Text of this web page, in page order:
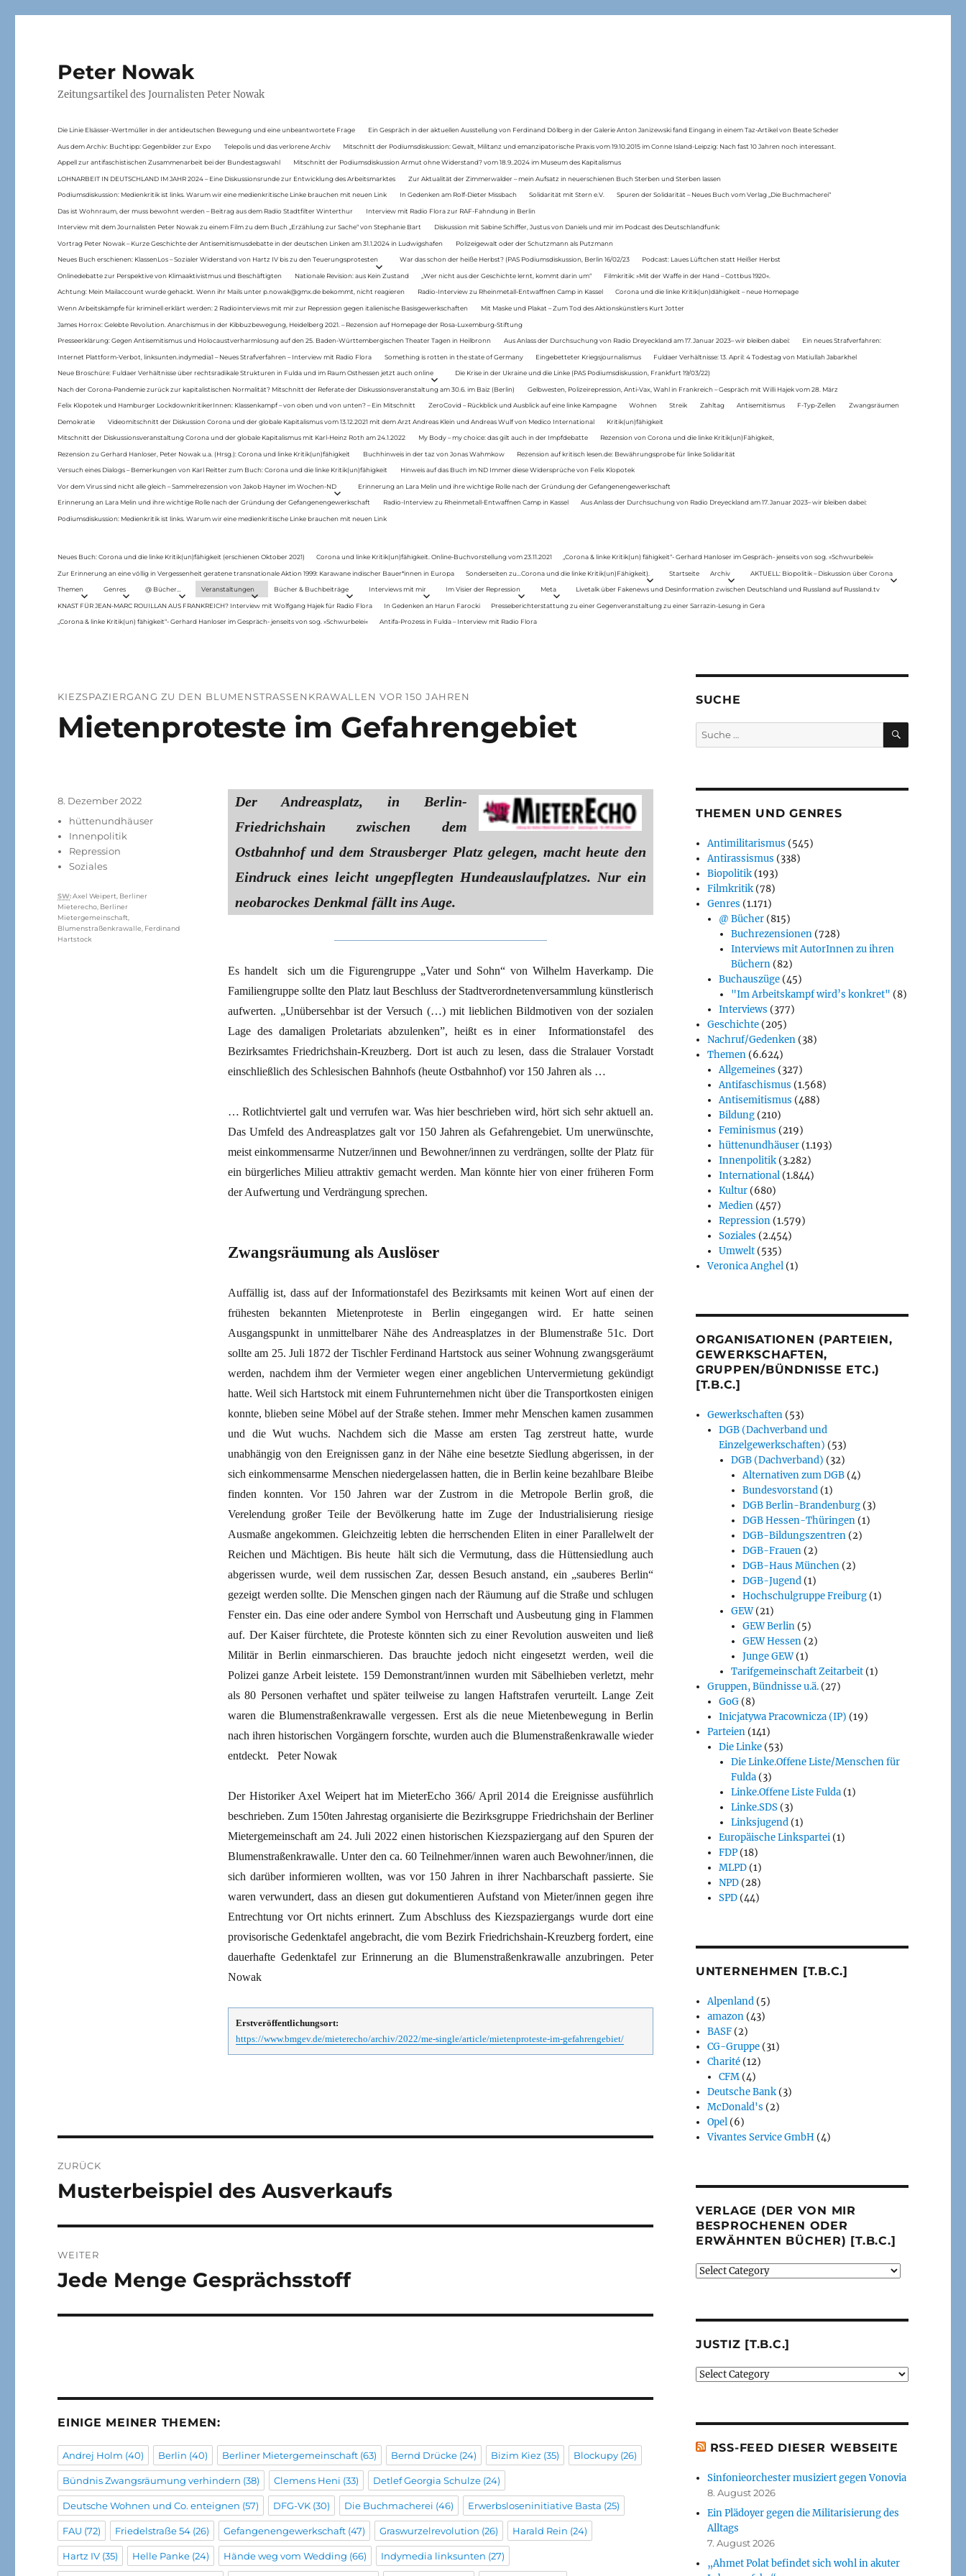
Peter Nowak
Zeitungsartikel des Journalisten Peter Nowak
Die Linie Elsässer-Wertmüller in der antideutschen Bewegung und eine unbeantwortete Frage Ein Gespräch in der aktuellen Ausstellung von Ferdinand Dölberg in der Galerie Anton Janizewski fand Eingang in einem Taz-Artikel von Beate Scheder
Aus dem Archiv: Buchtipp: Gegenbilder zur Expo Telepolis und das verlorene Archiv Mitschnitt der Podiumsdiskussion: Gewalt, Militanz und emanzipatorische Praxis vom 19.10.2015 im Conne Island-Leipzig: Nach fast 10 Jahren noch interessant.
Appell zur antifaschistischen Zusammenarbeit bei der Bundestagswahl Mitschnitt der Podiumsdiskussion Armut ohne Widerstand? vom 18.9..2024 im Museum des Kapitalismus
LOHNARBEIT IN DEUTSCHLAND IM JAHR 2024 – Eine Diskussionsrunde zur Entwicklung des Arbeitsmarktes Zur Aktualität der Zimmerwalder – mein Aufsatz in neuerschienen Buch Sterben und Sterben lassen
Podiumsdiskussion: Medienkritik ist links. Warum wir eine medienkritische Linke brauchen mit neuen Link In Gedenken am Rolf-Dieter Missbach Solidarität mit Stern e.V. Spuren der Solidarität – Neues Buch vom Verlag „Die Buchmacherei“
Das ist Wohnraum, der muss bewohnt werden – Beitrag aus dem Radio Stadtfilter Winterthur Interview mit Radio Flora zur RAF-Fahndung in Berlin
Interview mit dem Journalisten Peter Nowak zu einem Film zu dem Buch „Erzählung zur Sache“ von Stephanie Bart Diskussion mit Sabine Schiffer, Justus von Daniels und mir im Podcast des Deutschlandfunk:
Vortrag Peter Nowak – Kurze Geschichte der Antisemitismusdebatte in der deutschen Linken am 31.1.2024 in Ludwigshafen Polizeigewalt oder der Schutzmann als Putzmann
Neues Buch erschienen: KlassenLos – Sozialer Widerstand von Hartz IV bis zu den Teuerungsprotesten War das schon der heiße Herbst? (PAS Podiumsdiskussion, Berlin 16/02/23 Podcast: Laues Lüftchen statt Heißer Herbst
Onlinedebatte zur Perspektive von Klimaaktivistmus und Beschäftigten Nationale Revision: aus Kein Zustand „Wer nicht aus der Geschichte lernt, kommt darin um“ Filmkritik: »Mit der Waffe in der Hand – Cottbus 1920«.
Achtung: Mein Mailaccount wurde gehackt. Wenn ihr Mails unter p.nowak@gmx.de bekommt, nicht reagieren Radio-Interview zu Rheinmetall-Entwaffnen Camp in Kassel Corona und die linke Kritik(un)dähigkeit – neue Homepage
Wenn Arbeitskämpfe für kriminell erklärt werden: 2 Radiointerviews mit mir zur Repression gegen italienische Basisgewerkschaften Mit Maske und Plakat – Zum Tod des Aktionskünstlers Kurt Jotter
James Horrox: Gelebte Revolution. Anarchismus in der Kibbuzbewegung, Heidelberg 2021. – Rezension auf Homepage der Rosa-Luxemburg-Stiftung
Presseerklärung: Gegen Antisemitismus und Holocaustverharmlosung auf den 25. Baden-Württembergischen Theater Tagen in Heilbronn Aus Anlass der Durchsuchung von Radio Dreyeckland am 17.Januar 2023– wir bleiben dabei: Ein neues Strafverfahren:
Internet Plattform-Verbot, linksunten.indymedia1 – Neues Strafverfahren – Interview mit Radio Flora Something is rotten in the state of Germany Eingebetteter Kriegsjournalismus Fuldaer Verhältnisse: 13. April: 4 Todestag von Matiul­lah Jabarkhel
Neue Broschüre: Fuldaer Verhältnisse über rechtsradikale Strukturen in Fulda und im Raum Osthessen jetzt auch online Die Krise in der Ukraine und die Linke (PAS Podiumsdiskussion, Frankfurt 19/03/22)
Nach der Corona-Pandemie zurück zur kapitalistischen Normalität? Mitschnitt der Referate der Diskussionsveranstaltung am 30.6. im Baiz (Berlin) Gelbwesten, Polizeirepression, Anti-Vax, Wahl in Frankreich – Gespräch mit Willi Hajek vom 28. März
Felix Klopotek und Hamburger LockdownkritikerInnen: Klassenkampf – von oben und von unten? – Ein Mitschnitt ZeroCovid – Rückblick und Ausblick auf eine linke Kampagne Wohnen Streik Zahltag Antisemitismus F-Typ-Zellen Zwangsräumen
Demokratie Videomitschnitt der Diskussion Corona und der globale Kapitalismus vom 13.12.2021 mit dem Arzt Andreas Klein und Andreas Wulf von Medico International Kritik(un)fähigkeit
Mitschnitt der Diskussionsveranstaltung Corona und der globale Kapitalismus mit Karl-Heinz Roth am 24.1.2022 My Body – my choice: das gilt auch in der Impfdebatte Rezension von Corona und die linke Kritik(un)Fähigkeit,
Rezension zu Gerhard Hanloser, Peter Nowak u.a. (Hrsg.): Corona und linke Kritik(un)fähigkeit Buchhinweis in der taz von Jonas Wahmkow Rezension auf kritisch lesen.de: Bewährungsprobe für linke Solidarität
Versuch eines Dialogs – Bemerkungen von Karl Reitter zum Buch: Corona und die linke Kritik(un)fähigkeit Hinweis auf das Buch im ND Immer diese Widersprüche von Felix Klopotek
Vor dem Virus sind nicht alle gleich – Sammelrezension von Jakob Hayner im Wochen-ND Erinnerung an Lara Melin und ihre wichtige Rolle nach der Gründung der Gefangenengewerkschaft
Erinnerung an Lara Melin und ihre wichtige Rolle nach der Gründung der Gefangenengewerkschaft Radio-Interview zu Rheinmetall-Entwaffnen Camp in Kassel Aus Anlass der Durchsuchung von Radio Dreyeckland am 17.Januar 2023– wir bleiben dabei:
Podiumsdiskussion: Medienkritik ist links. Warum wir eine medienkritische Linke brauchen mit neuen Link
Neues Buch: Corona und die linke Kritik(un)fähigkeit (erschienen Oktober 2021) Corona und linke Kritik(un)fähigkeit. Online-Buchvorstellung vom 23.11.2021 „Corona & linke Kritik(un) fähigkeit“- Gerhard Hanloser im Gespräch- jenseits von sog. »Schwurbelei«
Zur Erinnerung an eine völlig in Vergessenheit geratene transnationale Aktion 1999: Karawane indischer Bauer*innen in Europa Sonderseiten zu…Corona und die linke Kritik(un)Fähigkeit). Startseite Archiv AKTUELL: Biopolitik – Diskussion über Corona
Themen Genres @ Bücher… Veranstaltungen Bücher & Buchbeiträge Interviews mit mir Im Visier der Repression Meta Livetalk über Fakenews und Desinformation zwischen Deutschland und Russland auf Russland.tv
KNAST FÜR JEAN-MARC ROUILLAN AUS FRANKREICH? Interview mit Wolfgang Hajek für Radio Flora In Gedenken an Harun Farocki Presseberichterstattung zu einer Gegenveranstaltung zu einer Sarrazin-Lesung in Gera
„Corona & linke Kritik(un) fähigkeit“- Gerhard Hanloser im Gespräch- jenseits von sog. »Schwurbelei« Antifa-Prozess in Fulda – Interview mit Radio Flora
KIEZSPAZIERGANG ZU DEN BLUMENSTRASSENKRAWALLEN VOR 150 JAHREN
Mietenproteste im Gefahrengebiet
Der Andreasplatz, in Berlin-
Friedrichshain zwischen dem
Ostbahnhof und dem Strausberger Platz gelegen, macht heute den
Eindruck eines leicht ungepflegten Hundeauslaufplatzes. Nur ein
neobarockes Denkmal fällt ins Auge.
Es handelt sich um die Figurengruppe „Vater und Sohn“ von Wilhelm Haverkamp. Die
Familiengruppe sollte den Platz laut Beschluss der Stadtverordnetenversammlung künstlerisch
aufwerten. „Unübersehbar ist der Versuch (…) mit lieblichen Bildmotiven von der sozialen
Lage des damaligen Proletariats abzulenken”, heißt es in einer Informationstafel des
Bezirksamtes Friedrichshain-Kreuzberg. Dort ist auch zu lesen, dass die Stralauer Vorstadt
einschließlich des Schlesischen Bahnhofs (heute Ostbahnhof) vor 150 Jahren als …
… Rotlichtviertel galt und verrufen war. Was hier beschrieben wird, hört sich sehr aktuell an.
Das Umfeld des Andreasplatzes galt vor 150 Jahren als Gefahrengebiet. Um unerwünschte,
meist einkommensarme Nutzer/innen und Bewohner/innen zu verdrängen, sollte der Platz für
ein bürgerliches Milieu attraktiv gemacht werden. Man könnte hier von einer früheren Form
der Aufwertung und Verdrängung sprechen.
Zwangsräumung als Auslöser
Auffällig ist, dass auf der Informationstafel des Bezirksamts mit keinen Wort auf einen der
frühesten bekannten Mietenproteste in Berlin eingegangen wird. Er hatte seinen
Ausgangspunkt in unmittelbarer Nähe des Andreasplatzes in der Blumenstraße 51c. Dort
sollte am 25. Juli 1872 der Tischler Ferdinand Hartstock aus seiner Wohnung zwangsgeräumt
werden, nachdem ihm der Vermieter wegen einer angeblichen Untervermietung gekündigt
hatte. Weil sich Hartstock mit einem Fuhrunternehmen nicht über die Transportkosten einigen
konnte, blieben seine Möbel auf der Straße stehen. Immer mehr Menschen kamen zusammen
und die Wut wuchs. Nachdem sich die Masse am ersten Tag zerstreut hatte, wurde
unabhängig von den Ereignissen ganz in der Nähe eine besetzte Siedlung abgerissen, in der
sich einkommensarme Menschen niedergelassen hatten, die in Berlin keine bezahlbare Bleibe
finden konnten. Vor 150 Jahren war der Zustrom in die Metropole Berlin groß, die
Verelendung großer Teile der Bevölkerung hatte im Zuge der Industrialisierung riesige
Ausmaße angekommen. Gleichzeitig lebten die herrschenden Eliten in einer Parallelwelt der
Reichen und Mächtigen. Bis heute hält sich die Vermutung, dass die Hüttensiedlung auch
abgerissen wurde, weil dem russischen Zar, dessen Besuch anstand, ein „sauberes Berlin“
gezeigt werden sollte. Die Menschen gingen nach der Räumung auf die Straße und schlugen
Fenster ein. Das eine oder andere Symbol von Herrschaft und Ausbeutung ging in Flammen
auf. Der Kaiser fürchtete, die Proteste könnten sich zu einer Revolution ausweiten und ließ
Militär in Berlin einmarschieren. Das brauchte jedoch nicht eingesetzt werden, weil die
Polizei ganze Arbeit leistete. 159 Demonstrant/innen wurden mit Säbelhieben verletzt, mehr
als 80 Personen verhaftet und später teilweise zu langen Haftstrafen verurteilt. Lange Zeit
waren die Blumenstraßenkrawalle vergessen. Erst als die neue Mietenbewegung in Berlin
nach ihren historischen Vorgängern forschte, wurden auch die Blumenstraßenkrawalle wieder
entdeckt. Peter Nowak
Der Historiker Axel Weipert hat im MieterEcho 366/ April 2014 die Ereignisse ausführlich
beschrieben. Zum 150ten Jahrestag organisierte die Bezirksgruppe Friedrichshain der Berliner
Mietergemeinschaft am 24. Juli 2022 einen historischen Kiezspaziergang auf den Spuren der
Blumenstraßenkrawalle. Unter den ca. 60 Teilnehmer/innen waren auch Bewohner/innen, die
sich darüber informieren wollten, was vor 150 Jahren in ihrer Nachbarschaft passierte. Sie
waren verwundert, dass an diesen gut dokumentieren Aufstand von Mieter/innen gegen ihre
Entrechtung vor Ort nichts erinnert. Zum Abschluss des Kiezspaziergangs wurde dort eine
provisorische Gedenktafel angebracht, die vom Bezirk Friedrichshain-Kreuzberg fordert, eine
dauerhafte Gedenktafel zur Erinnerung an die Blumenstraßenkrawalle anzubringen. Peter
Nowak
Erstveröffentlichungsort:
https://www.bmgev.de/mieterecho/archiv/2022/me-single/article/mietenproteste-im-gefahrengebiet/
Veröffentlicht
am
8. Dezember 2022
Kategorien
hüttenundhäuser
Innenpolitik
Repression
Soziales
Schlagwörter
SW:Axel Weipert Berliner
Mieterecho Berliner
Mietergemeinschaft
Blumenstraßenkrawalle Ferdinand
Hartstock
ZURÜCK
Vorheriger
Musterbeispiel des Ausverkaufs
WEITER
Nächster
Jede Menge Gesprächsstoff
EINIGE MEINER THEMEN:
Andrej Holm (40) Berlin (40) Berliner Mietergemeinschaft (63) Bernd Drücke (24) Bizim Kiez (35) Blockupy (26)
Bündnis Zwangsräumung verhindern (38) Clemens Heni (33) Detlef Georgia Schulze (24)
Deutsche Wohnen und Co. enteignen (57) DFG-VK (30) Die Buchmacherei (46) Erwerbsloseninitiative Basta (25)
FAU (72) Friedelstraße 54 (26) Gefangenengewerkschaft (47) Graswurzelrevolution (26) Harald Rein (24)
Hartz IV (35) Helle Panke (24) Hände weg vom Wedding (66) Indymedia linksunten (27)
SUCHE
Suche
nach:
SUCHEN
THEMEN UND GENRES
Antimilitarismus (545)
Antirassismus (338)
Biopolitik (193)
Filmkritik (78)
Genres (1.171)
@ Bücher (815)
Buchrezensionen(728)
Interviews mit AutorInnen zu ihren
Büchern(82)
Buchauszüge (45)
"Im Arbeitskampf wird’s konkret" (8)
Interviews (377)
Geschichte (205)
Nachruf/Gedenken (38)
Themen (6.624)
Allgemeines (327)
Antifaschismus (1.568)
Antisemitismus (488)
Bildung (210)
Feminismus (219)
hüttenundhäuser (1.193)
Innenpolitik (3.282)
International (1.844)
Kultur (680)
Medien (457)
Repression (1.579)
Soziales (2.454)
Umwelt (535)
Veronica Anghel (1)
ORGANISATIONEN (PARTEIEN,
GEWERKSCHAFTEN,
GRUPPEN/BÜNDNISSE ETC.)
[T.B.C.]
Gewerkschaften (53)
DGB (Dachverband und
Einzelgewerkschaften) (53)
DGB (Dachverband) (32)
Alternativen zum DGB(4)
Bundesvorstand(1)
DGB Berlin-Brandenburg(3)
DGB Hessen-Thüringen(1)
DGB-Bildungszentren(2)
DGB-Frauen(2)
DGB-Haus München(2)
DGB-Jugend(1)
Hochschulgruppe Freiburg(1)
GEW(21)
GEW Berlin(5)
GEW Hessen(2)
Junge GEW(1)
Tarifgemeinschaft Zeitarbeit(1)
Gruppen, Bündnisse u.ä. (27)
GoG (8)
Inicjatywa Pracownicza (IP) (19)
Parteien (141)
Die Linke (53)
Die Linke.Offene Liste/Menschen für
Fulda(3)
Linke.Offene Liste Fulda(1)
Linke.SDS(3)
Linksjugend(1)
Europäische Linkspartei (1)
FDP (18)
MLPD (1)
NPD (28)
SPD (44)
UNTERNEHMEN [T.B.C.]
Alpenland (5)
amazon (43)
BASF (2)
CG-Gruppe (31)
Charité (12)
CFM (4)
Deutsche Bank (3)
McDonald's (2)
Opel (6)
Vivantes Service GmbH (4)
VERLAGE (DER VON MIR
BESPROCHENEN ODER
ERWÄHNTEN BÜCHER) [T.B.C.]
Verlage
oder
Bücher)
JUSTIZ [T.B.C.]
Justiz
RSS-FEED DIESER WEBSEITE
Sinfonieorchester musiziert gegen Vonovia
8. August 2026
Ein Plädoyer gegen die Militarisierung des
Alltags
7. August 2026
„Ahmet Polat befindet sich wohl in akuter